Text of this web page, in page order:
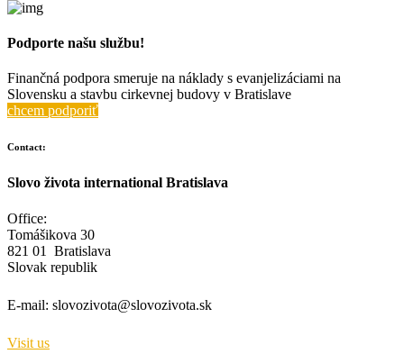
Podporte našu službu!
Finančná podpora smeruje na náklady s evanjelizáciami na
Slovensku a stavbu cirkevnej budovy v Bratislave
chcem podporiť
Contact:
Slovo života international Bratislava
Office:
Tomášikova 30
821 01 Bratislava
Slovak republik
E-mail: slovozivota@slovozivota.sk
Visit us